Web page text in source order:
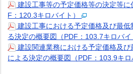
建設工事等の予定価格等の決定等
F：120.3キロバイト）
建設工事における予定価格及び最低
る決定の概要図（PDF：103.7キロバ
建設関連業務における予定価格及
による決定の概要図（PDF：103.9キ